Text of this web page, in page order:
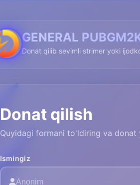
GENERAL
Donat qilib sevimli strimer yoki
Donat qilish
Quyidagi formani to'ldiring va donat
Ismingiz